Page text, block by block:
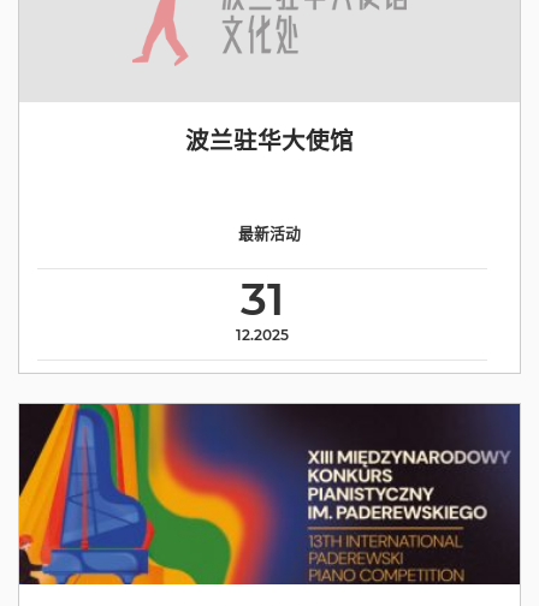
波兰驻华大使馆
31
12.2025
最新活动